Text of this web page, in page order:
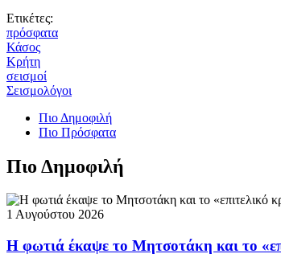
Ετικέτες:
πρόσφατα
Κάσος
Κρήτη
σεισμοί
Σεισμολόγοι
Πιο Δημοφιλή
Πιο Πρόσφατα
Πιο Δημοφιλή
1 Αυγούστου 2026
Η φωτιά έκαψε το Μητσοτάκη και το